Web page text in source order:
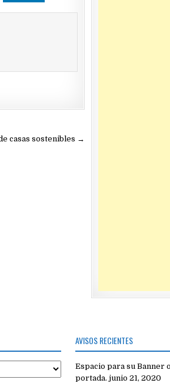
casas sostenibles →
AVISOS RECIENTES
Espacio para su Banner
portada. junio 21, 2020